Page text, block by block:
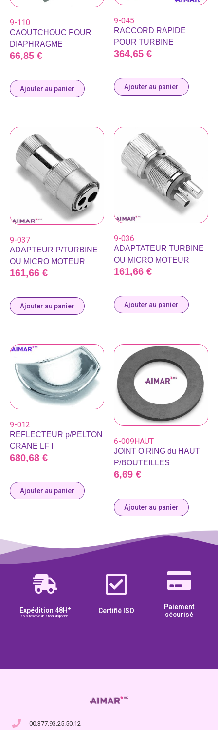
9-110
CAOUTCHOUC POUR
DIAPHRAGME
66,85 €
Ajouter au panier
9-045
RACCORD RAPIDE
POUR TURBINE
364,65 €
Ajouter au panier
9-037
ADAPTEUR P/TURBINE
OU MICRO MOTEUR
161,66 €
Ajouter au panier
9-036
ADAPTATEUR TURBINE
OU MICRO MOTEUR
161,66 €
Ajouter au panier
9-012
REFLECTEUR p/PELTON
CRANE LF II
680,68 €
Ajouter au panier
6-009HAUT
JOINT O’RING du HAUT
P/BOUTEILLES
6,69 €
Ajouter au panier
Expédition 48H*
sous réserve de stock disponible
Certifié ISO
Paiement
sécurisé
00.377.93.25.50.12